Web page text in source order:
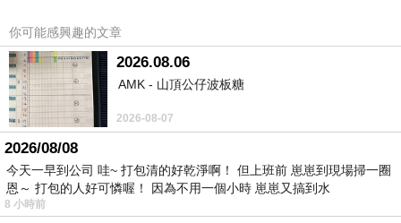
你可能感興趣的文章
2026.08.06
AMK - 山頂公仔波板糖
2026-08-07
2026/08/08
今天一早到公司 哇~ 打包清的好乾淨啊！ 但上班前 崽崽到現場掃一圈
恩～ 打包的人好可憐喔！ 因為不用一個小時 崽崽又搞到水
8 小時前